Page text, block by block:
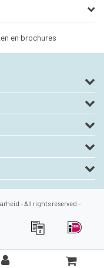
en brochures
- All rights reserved -